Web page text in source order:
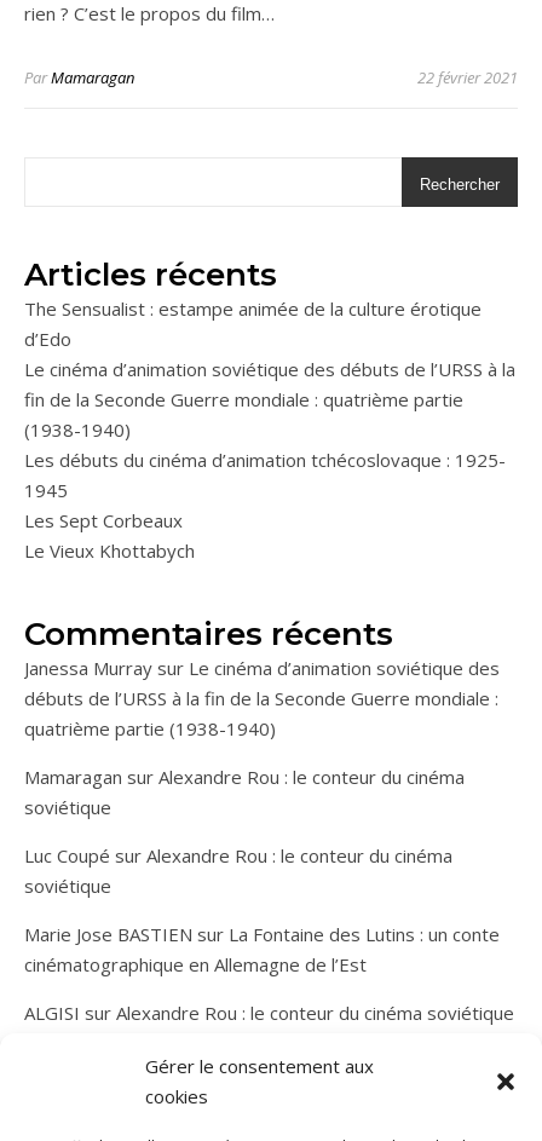
Gérer le consentement aux
cookies
rien ? C’est le propos du film…
ParMamaragan 22 février 2021
Rechercher
Articles récents
The Sensualist : estampe animée de la culture érotique
d’Edo
Le cinéma d’animation soviétique des débuts de l’URSS à la
fin de la Seconde Guerre mondiale : quatrième partie
(1938-1940)
Les débuts du cinéma d’animation tchécoslovaque : 1925-
1945
Les Sept Corbeaux
Le Vieux Khottabych
Commentaires récents
Janessa Murray sur Le cinéma d’animation soviétique des
débuts de l’URSS à la fin de la Seconde Guerre mondiale :
quatrième partie (1938-1940)
Mamaragan sur Alexandre Rou : le conteur du cinéma
soviétique
Luc Coupé sur Alexandre Rou : le conteur du cinéma
soviétique
Marie Jose BASTIEN sur La Fontaine des Lutins : un conte
cinématographique en Allemagne de l’Est
ALGISI sur Alexandre Rou : le conteur du cinéma soviétique